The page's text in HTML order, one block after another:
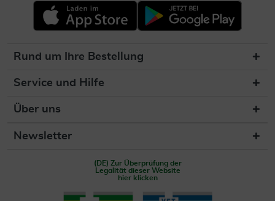
Rund um Ihre Bestellung
Service und Hilfe
Über uns
Newsletter
(DE) Zur Überprüfung der
Legalität dieser Website
hier klicken